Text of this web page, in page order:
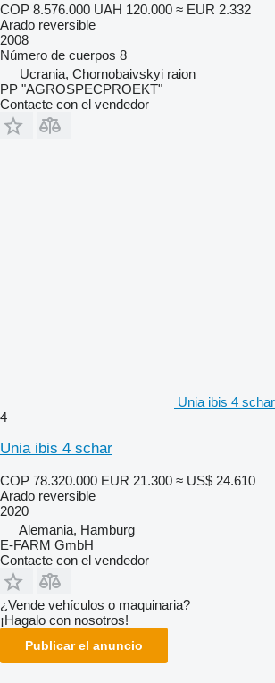
COP 8.576.000 UAH 120.000 ≈ EUR 2.332
Arado reversible
2008
Número de cuerpos 8
Ucrania, Chornobaivskyi raion
PP "AGROSPECPROEKT"
Contacte con el vendedor
Unia ibis 4
4
Unia ibis 4 schar
COP 78.320.000 EUR 21.300 ≈ US$ 24.610
Arado reversible
2020
Alemania, Hamburg
E-FARM GmbH
Contacte con el vendedor
¿Vende vehículos o maquinaria?
¡Hagalo con nosotros!
Publicar el anuncio